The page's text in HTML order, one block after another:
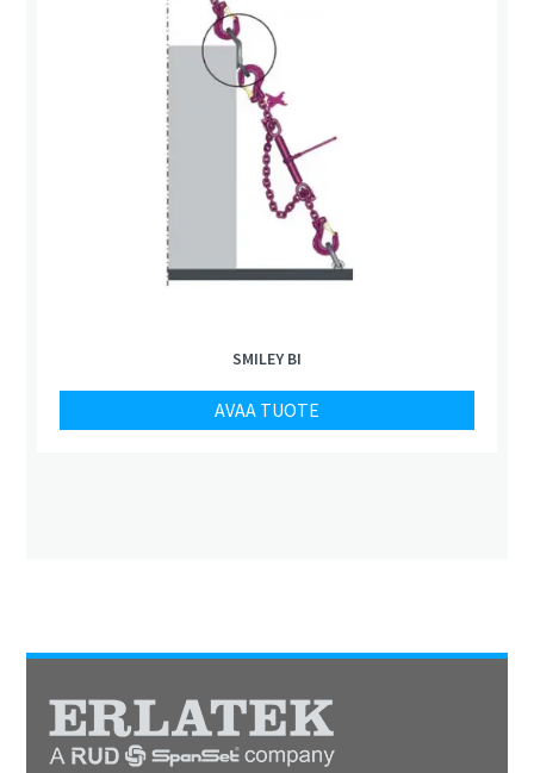
SMILEY BI
AVAA TUOTE